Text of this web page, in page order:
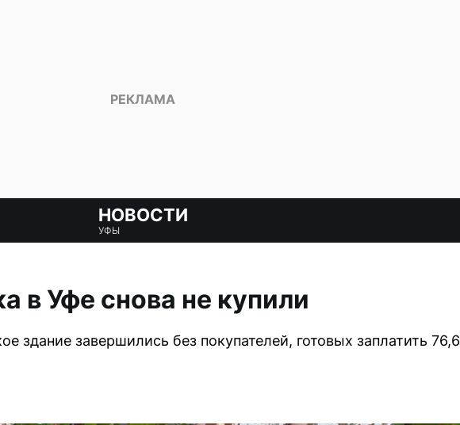
НОВОСТИ
УФЫ
в Уфе снова не купили
здание завершились без покупателей, готовых заплатить 76,6